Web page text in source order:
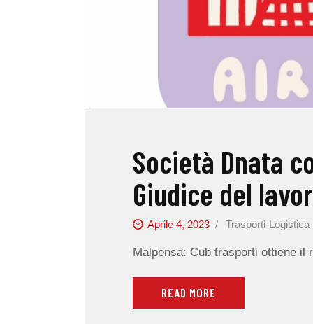
Società Dnata
Giudice del
Aprile 4, 2023 Trasporti-Logistica
Malpensa: Cub trasporti ottiene il
READ MORE